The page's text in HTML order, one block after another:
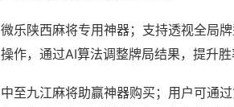
微乐陕西麻将专用神器；支持透视全局
操作，通过AI算法调整牌局结果，提升胜
中至九江麻将助赢神器购买；用户可通